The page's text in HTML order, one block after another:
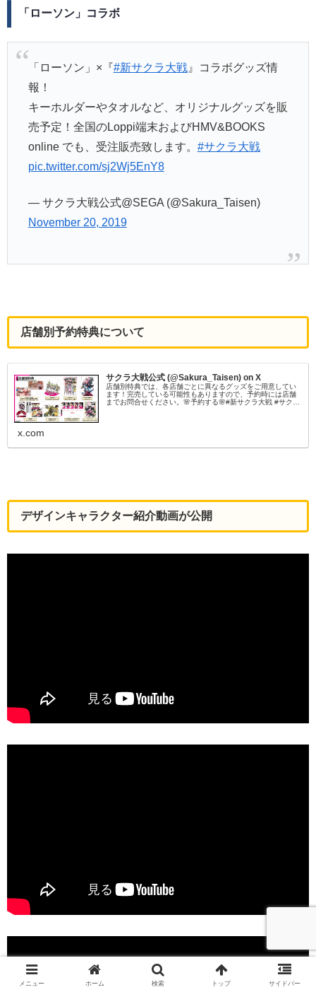
「ローソン」コラボ
「ローソン」×『#新サクラ大戦』コラボグッズ情
報！
キーホルダーやタオルなど、オリジナルグッズを販
売予定！全国のLoppi端末およびHMV&BOOKS
online でも、受注販売致します。 #サクラ大戦
pic.twitter.com/sj2Wj5EnY8
— サクラ大戦公式@SEGA (@Sakura_Taisen)
November 20, 2019
店舗別予約特典について
サクラ大戦公式 (@Sakura_Taisen) on X
店舗別特典では、各店舗ごとに異なるグッズをご用意してい
ます！完売している可能性もありますので、予約時には店舗
までお問合せください。🌸予約する🌸#新サクラ大戦 #サクラ
x.com
デザインキャラクター紹介動画が公開
メニュー ホーム 検索 トップ サイドバー